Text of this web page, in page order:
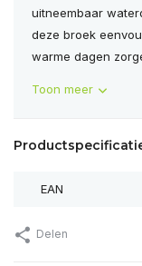
uitneembaar
deze broek
warme dagen
Toon meer
EAN
Delen